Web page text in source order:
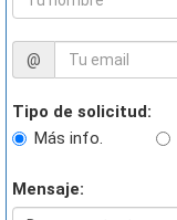
@
Tipo de solicitud:
Más info.
Mensaje: